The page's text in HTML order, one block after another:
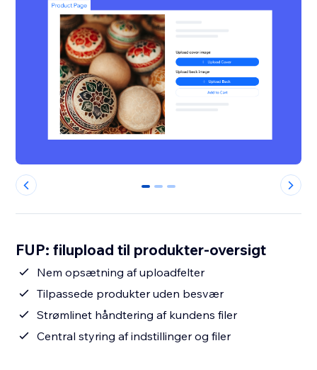
0 1 2
FUP: filupload til produkter-oversigt
Nem opsætning af uploadfelter
Tilpassede produkter uden besvær
Strømlinet håndtering af kundens filer
Central styring af indstillinger og filer